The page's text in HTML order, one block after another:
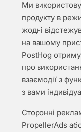
Ми
продукту в
жодні
на вашому
PostHog
про
взаємодії з
з вами
Сторонні
PropellerAds